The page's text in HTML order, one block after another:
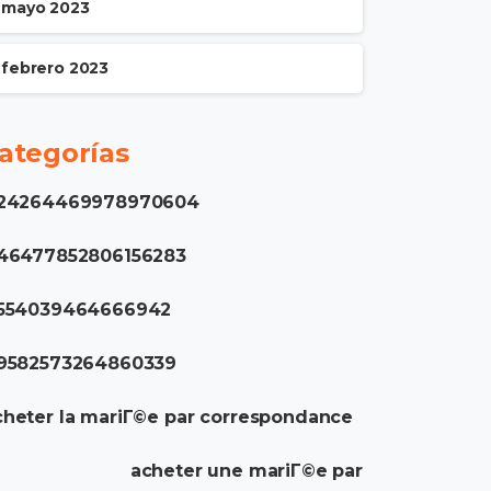
mayo 2023
febrero 2023
la mariГ©e par correspondance
acheter une mariГ©e par